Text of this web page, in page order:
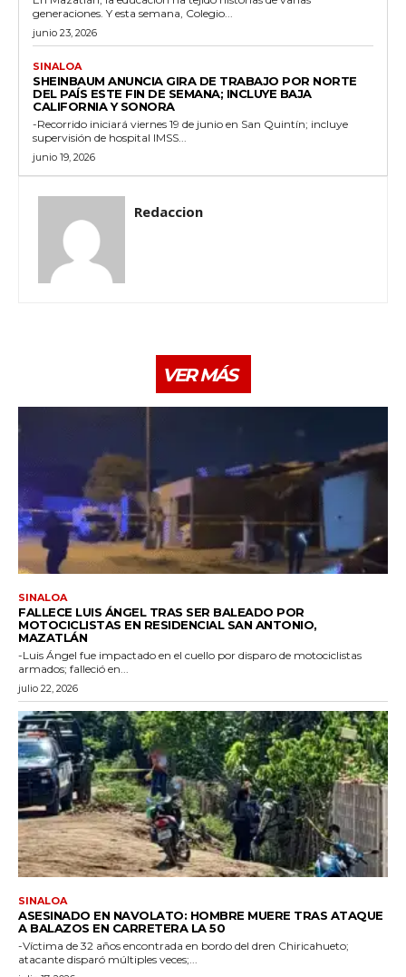
generaciones. Y esta semana, Colegio...
junio 23, 2026
SINALOA
SHEINBAUM ANUNCIA GIRA DE TRABAJO POR NORTE
DEL PAÍS ESTE FIN DE SEMANA; INCLUYE BAJA
CALIFORNIA Y SONORA
-Recorrido iniciará viernes 19 de junio en San Quintín; incluye
supervisión de hospital IMSS...
junio 19, 2026
Redaccion
VER MÁS
SINALOA
FALLECE LUIS ÁNGEL TRAS SER BALEADO POR
MOTOCICLISTAS EN RESIDENCIAL SAN ANTONIO,
MAZATLÁN
-Luis Ángel fue impactado en el cuello por disparo de motociclistas
armados; falleció en...
julio 22, 2026
SINALOA
ASESINADO EN NAVOLATO: HOMBRE MUERE TRAS ATAQUE
A BALAZOS EN CARRETERA LA 50
-Víctima de 32 años encontrada en bordo del dren Chiricahueto;
atacante disparó múltiples veces;...